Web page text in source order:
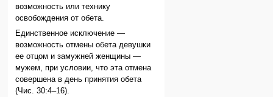
возможность или технику
освобождения от обета.
Единственное исключение —
возможность отмены обета девушки
ее отцом и замужней женщины —
мужем, при условии, что эта отмена
совершена в день принятия обета
(Чис. 30:4–16).